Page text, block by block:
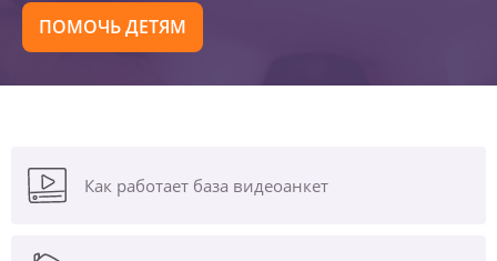
ПОМОЧЬ ДЕТЯМ
Как работает база видеоанкет